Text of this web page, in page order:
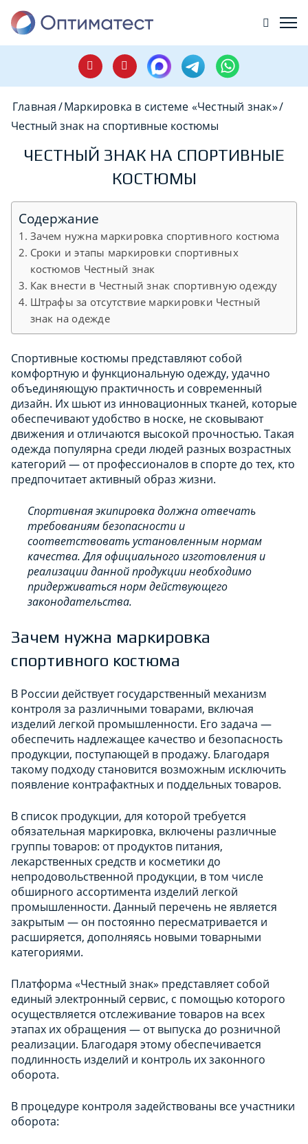
Главная/Маркировка в системе «Честный знак»/
Честный знак на спортивные костюмы
ЧЕСТНЫЙ ЗНАК НА СПОРТИВНЫЕ
КОСТЮМЫ
Содержание
Зачем нужна маркировка спортивного костюма
Сроки и этапы маркировки спортивных
костюмов Честный знак
Как внести в Честный знак спортивную одежду
Штрафы за отсутствие маркировки Честный
знак на одежде
Спортивные костюмы представляют собой
комфортную и функциональную одежду, удачно
объединяющую практичность и современный
дизайн. Их шьют из инновационных тканей, которые
обеспечивают удобство в носке, не сковывают
движения и отличаются высокой прочностью. Такая
одежда популярна среди людей разных возрастных
категорий — от профессионалов в спорте до тех, кто
предпочитает активный образ жизни.
Спортивная экипировка должна отвечать
требованиям безопасности и
соответствовать установленным нормам
качества. Для официального изготовления и
реализации данной продукции необходимо
придерживаться норм действующего
законодательства.
Зачем нужна маркировка
спортивного костюма
В России действует государственный механизм
контроля за различными товарами, включая
изделий легкой промышленности. Его задача —
обеспечить надлежащее качество и безопасность
продукции, поступающей в продажу. Благодаря
такому подходу становится возможным исключить
появление контрафактных и поддельных товаров.
В список продукции, для которой требуется
обязательная маркировка, включены различные
группы товаров: от продуктов питания,
лекарственных средств и косметики до
непродовольственной продукции, в том числе
обширного ассортимента изделий легкой
промышленности. Данный перечень не является
закрытым — он постоянно пересматривается и
расширяется, дополняясь новыми товарными
категориями.
Платформа «Честный знак» представляет собой
единый электронный сервис, с помощью которого
осуществляется отслеживание товаров на всех
этапах их обращения — от выпуска до розничной
реализации. Благодаря этому обеспечивается
подлинность изделий и контроль их законного
оборота.
В процедуре контроля задействованы все участники
оборота: